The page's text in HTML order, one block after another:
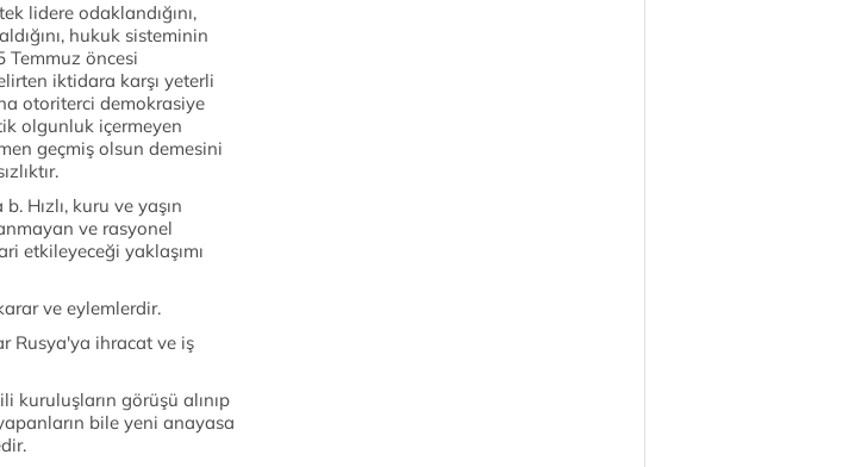
lidere odaklandığını,
hukuk sisteminin
Temmuz öncesi
iktidara karşı yeterli
otoriterci demokrasiye
olgunluk içermeyen
geçmiş olsun demesini
Hızlı, kuru ve yaşın
ve rasyonel
etkileyeceği yaklaşımı
ve eylemlerdir.
Rusya'ya ihracat ve iş
kuruluşların görüşü alınıp
bile yeni anayasa